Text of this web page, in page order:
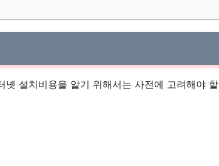
설치비용을 알기 위해서는 사전에 고려해야 할